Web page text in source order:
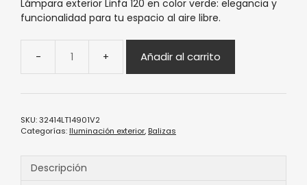
Lámpara exterior Linfa 120 en color verde: elegancia y
funcionalidad para tu espacio al aire libre.
Añadir al carrito
SKU:32414LT14901V2
Categorías:Iluminación exterior,Balizas
Descripción